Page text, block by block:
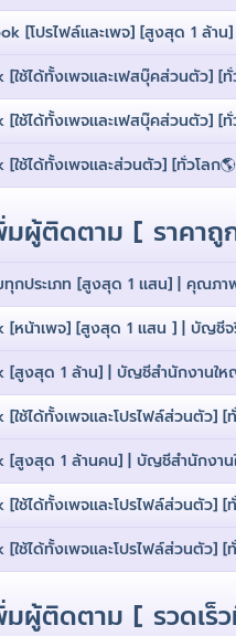
[โปรไฟล์เเละเพจ] [สูงสุด 1 ล้
ช้ได้ทั้งเพจเเละเฟสบุ๊คส่วนตัว]
ใช้ได้ทั้งเพจเเละเฟสบุ๊คส่วนตัว
ใช้ได้ทั้งเพจเเละส่วนตัว] [ทั่วโ
ผู้ติดตาม [ ราคาถู
กประเภท [สูงสุด 1 เเสน] | คุณ
หน้าเพจ] [สูงสุด 1 เเสน ] | บัญชี
สูงสุด 1 ล้าน] | บัญชีสํานักงานให
ช้ได้ทั้งเพจเเละโปรไฟล์ส่วนตั
สูงสุด 1 ล้านคน] | บัญชีสํานักงา
ช้ได้ทั้งเพจเเละโปรไฟล์ส่วนตั
ช้ได้ทั้งเพจเเละโปรไฟล์ส่วนตั
ผู้ติดตาม [ รวดเร็